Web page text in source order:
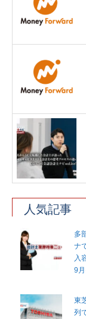
人気記事
多
ナ
入
9月
東
列